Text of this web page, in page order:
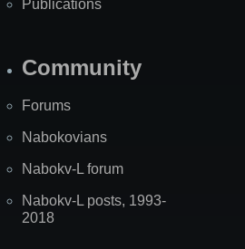
Publications
Community
Forums
Nabokovians
Nabokv-L forum
Nabokv-L posts, 1993-
2018